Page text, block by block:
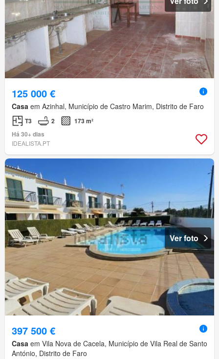
125 000 €
Casa em Azinhal, Município de Castro Marim, Distrito de Faro
T3 2
173 m²
Há 30+ dias
IDEALISTA.PT
Ver foto
397 500 €
Casa em Vila Nova de Cacela, Município de Vila Real de Santo
António, Distrito de Faro